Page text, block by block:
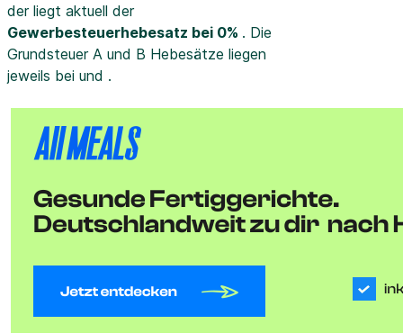
der liegt aktuell der
Gewerbesteuerhebesatz bei 0% . Die
Grundsteuer A und B Hebesätze liegen
jeweils bei und .